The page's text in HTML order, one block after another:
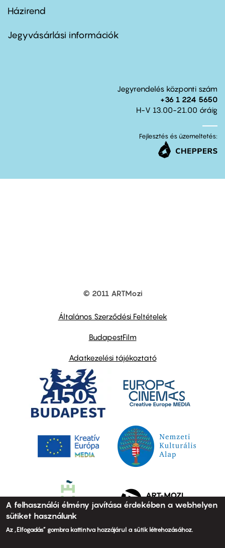
Footer
second
Házirend
Jegyvásárlási információk
Jegyrendelés központi szám
+36 1 224 5650
H-V 13.00-21.00 óráig
Fejlesztés és üzemeltetés:
© 2011 ARTMozi
Általános Szerződési Feltételek
BudapestFilm
Adatkezelési tájékoztató
A felhasználói élmény javítása érdekében a webhelyen
sütiket használunk
Az „Elfogadás” gombra kattintva hozzájárul a sütik létrehozásához.